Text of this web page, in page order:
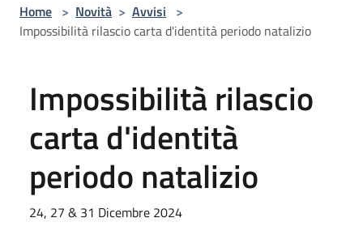
Home > Novità > Avvisi >
Impossibilità rilascio carta d'identità periodo natalizio
Impossibilità rilascio
carta d'identità
periodo natalizio
24, 27 & 31 Dicembre 2024